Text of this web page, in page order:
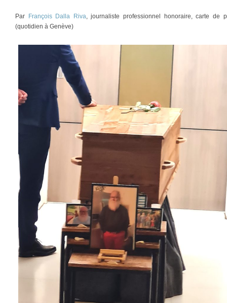
Par François Dalla Riva, journaliste professionnel honoraire, carte de
(quotidien à Genève)